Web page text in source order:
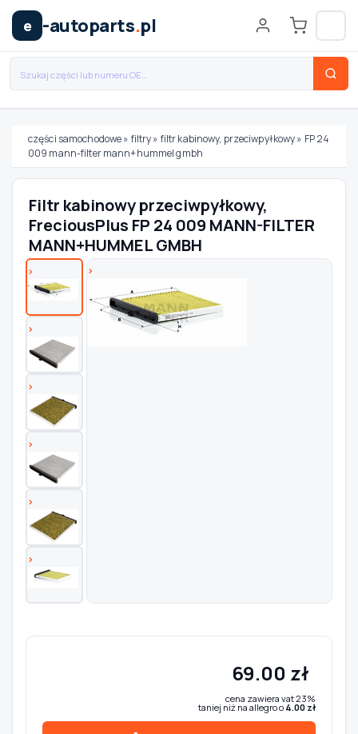
e -autoparts.pl
Wybierz swój pojazd
MARKA
Szukaj pasujących części
części samochodowe» filtry» filtr kabinowy, przeciwpyłkowy» FP 24
009 mann-filter mann+hummel gmbh
Filtr kabinowy przeciwpyłkowy,
FreciousPlus FP 24 009 MANN-FILTER
MANN+HUMMEL GMBH
69.00 zł
cena zawiera vat 23%
taniej niż na allegro o 4.00 zł